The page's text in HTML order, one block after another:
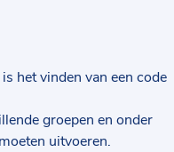
het vinden van een code
groepen en onder
uitvoeren.